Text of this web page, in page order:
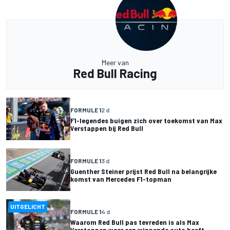
Meer van
Red Bull Racing
FORMULE 12 d
F1-legendes buigen zich over toekomst van Max
Verstappen bij Red Bull
FORMULE 13 d
Guenther Steiner prijst Red Bull na belangrijke
komst van Mercedes F1-topman
UITGELICHT
FORMULE 14 d
Waarom Red Bull pas tevreden is als Max